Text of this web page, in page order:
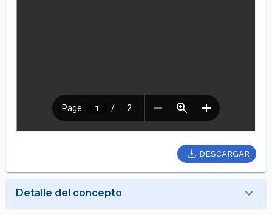
DESCARGAR
Detalle del concepto